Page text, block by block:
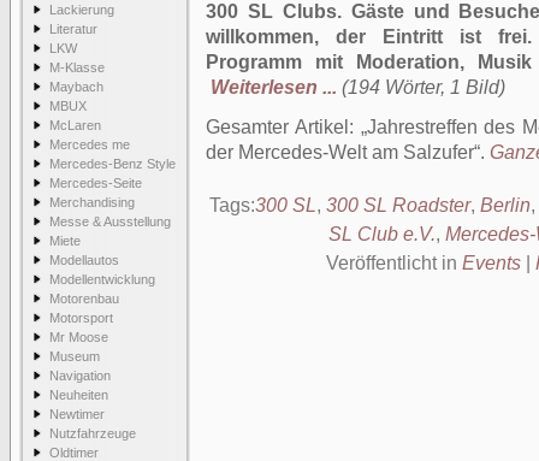
Lackierung
Literatur
LKW
M-Klasse
Maybach
MBUX
McLaren
Mercedes me
Mercedes-Benz Style
Mercedes-Seite
Merchandising
Messe & Ausstellung
Miete
Modellautos
Modellentwicklung
Motorenbau
Motorsport
Mr Moose
Museum
Navigation
Neuheiten
Newtimer
Nutzfahrzeuge
Oldtimer
300 SL Clubs. Gäste und
willkommen, der Eintritt ist
Programm mit Moderation,
Weiterlesen ... (194 Wörter, 1 Bild)
Gesamter Artikel:
Jahrestreffen des
der Mercedes-Welt am Salzufer .
Tags:300 SL, 300 SL Roadster, Berlin,
SL Club e.V.,
Veröffentlicht in Events